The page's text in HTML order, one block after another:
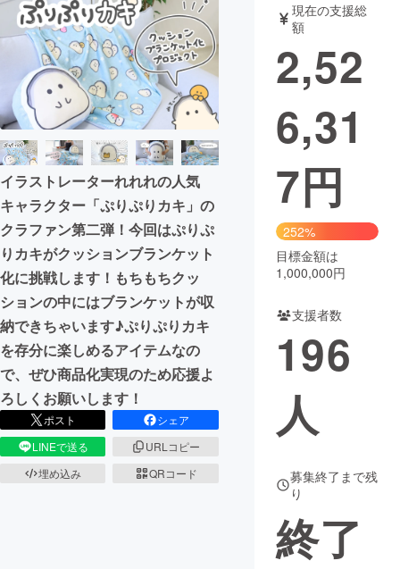
イラストレーターれれれの人気
キャラクター「ぷりぷりカキ」の
クラファン第二弾！今回はぷりぷ
りカキがクッションブランケット
化に挑戦します！もちもちクッ
ションの中にはブランケットが収
納できちゃいます♪ぷりぷりカキ
を存分に楽しめるアイテムなの
で、ぜひ商品化実現のため応援よ
ろしくお願いします！
ポスト
シェア
LINEで送る
URLコピー
埋め込み
QRコード
現在の支援総
額
2,52
6,31
7円
252%
目標金額は
1,000,000円
支援者数
196
人
募集終了まで残
り
終了